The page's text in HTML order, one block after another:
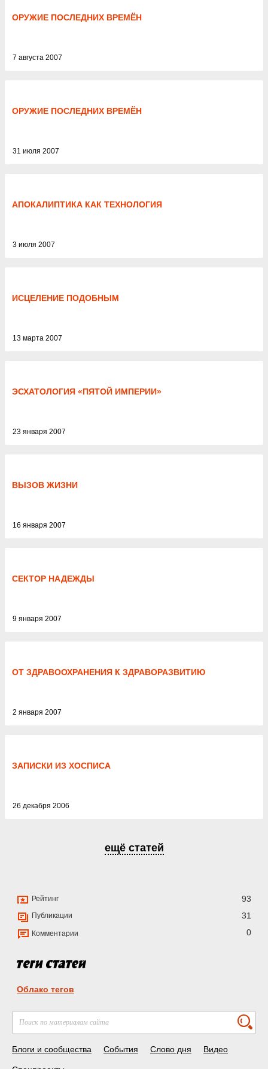
ОРУЖИЕ ПОСЛЕДНИХ ВРЕМЁН
7 августа 2007
ОРУЖИЕ ПОСЛЕДНИХ ВРЕМЁН
31 июля 2007
АПОКАЛИПТИКА КАК ТЕХНОЛОГИЯ
3 июля 2007
ИСЦЕЛЕНИЕ ПОДОБНЫМ
13 марта 2007
ЭСХАТОЛОГИЯ «ПЯТОЙ ИМПЕРИИ»
23 января 2007
ВЫЗОВ ЖИЗНИ
16 января 2007
СЕКТОР НАДЕЖДЫ
9 января 2007
ОТ ЗДРАВООХРАНЕНИЯ К ЗДРАВОРАЗВИТИЮ
2 января 2007
ЗАПИСКИ ИЗ ХОСПИСА
26 декабря 2006
ещё статей
Рейтинг 93
Публикации 31
Комментарии 0
Облако тегов
Блоги и сообщества События Слово дня Видео